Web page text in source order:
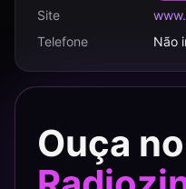
Site
Telefone
Não
Ouça